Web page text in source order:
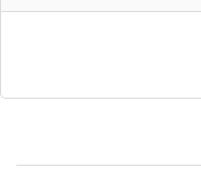
Görüş ve önerileriniz için